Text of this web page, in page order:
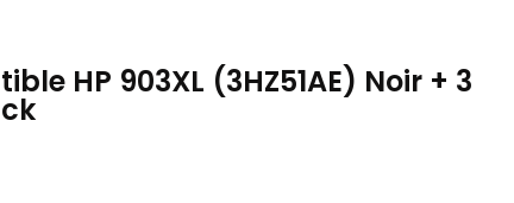
HP 903XL (3HZ51AE) Noir + 3